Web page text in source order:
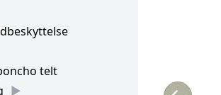
telt